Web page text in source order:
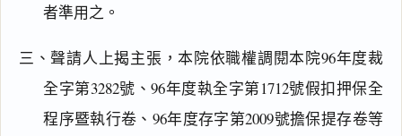
者準用之。
三、聲請人上揭主張，本院依職權調閱本院96年度裁
全字第3282號、96年度執全字第1712號假扣押保全
程序暨執行卷、96年度存字第2009號擔保提存卷等